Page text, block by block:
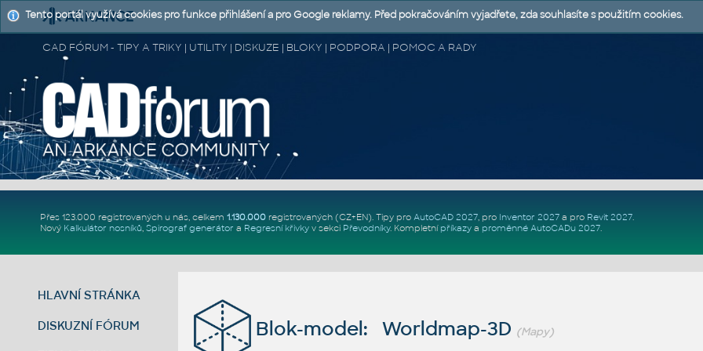
CAD FÓRUM - TIPY A TRIKY | UTILITY | DISKUZE | BLOKY | PODPORA | POMOC A RADY
Přes 123.000 registrovaných u nás, celkem 1.130.000registrovaných (CZ+EN). Tipy pro AutoCAD 2027, pro Inventor 2027a pro Revit 2027.
Nový Kalkulátor nosníků, Spirograf generátor a Regresní křivkyv sekci Převodníky. Kompletní příkazya proměnné AutoCADu 2027.
HLAVNÍ STRÁNKA
DISKUZNÍ FÓRUM Blok-model: Worldmap-3D (Mapy)
Tento portál využívá cookies pro funkce přihlášení a pro Google reklamy. Před pokračováním vyjadřete, zda souhlasíte s použitím cookies.